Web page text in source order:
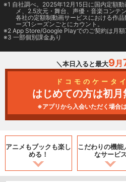
1 自社調べ。2025年12月15日に国内定額
メ、2.5次元・舞台、声優・音楽コンテ
各社の定額制動画サービスにおける作
ーズ1シーズンごとにカウント。
2 App Store/Google Playでのご契約は月
3 一部個別課金あり
＼本日入ると最大9月
ドコモのケータ
はじめての方は初
※アプリから入会いただく場合
アニメもブックも楽し
める！
こだわりの機能
なサービス